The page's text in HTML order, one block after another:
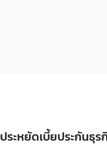
ประหยัดเบี้ยประกันธุ